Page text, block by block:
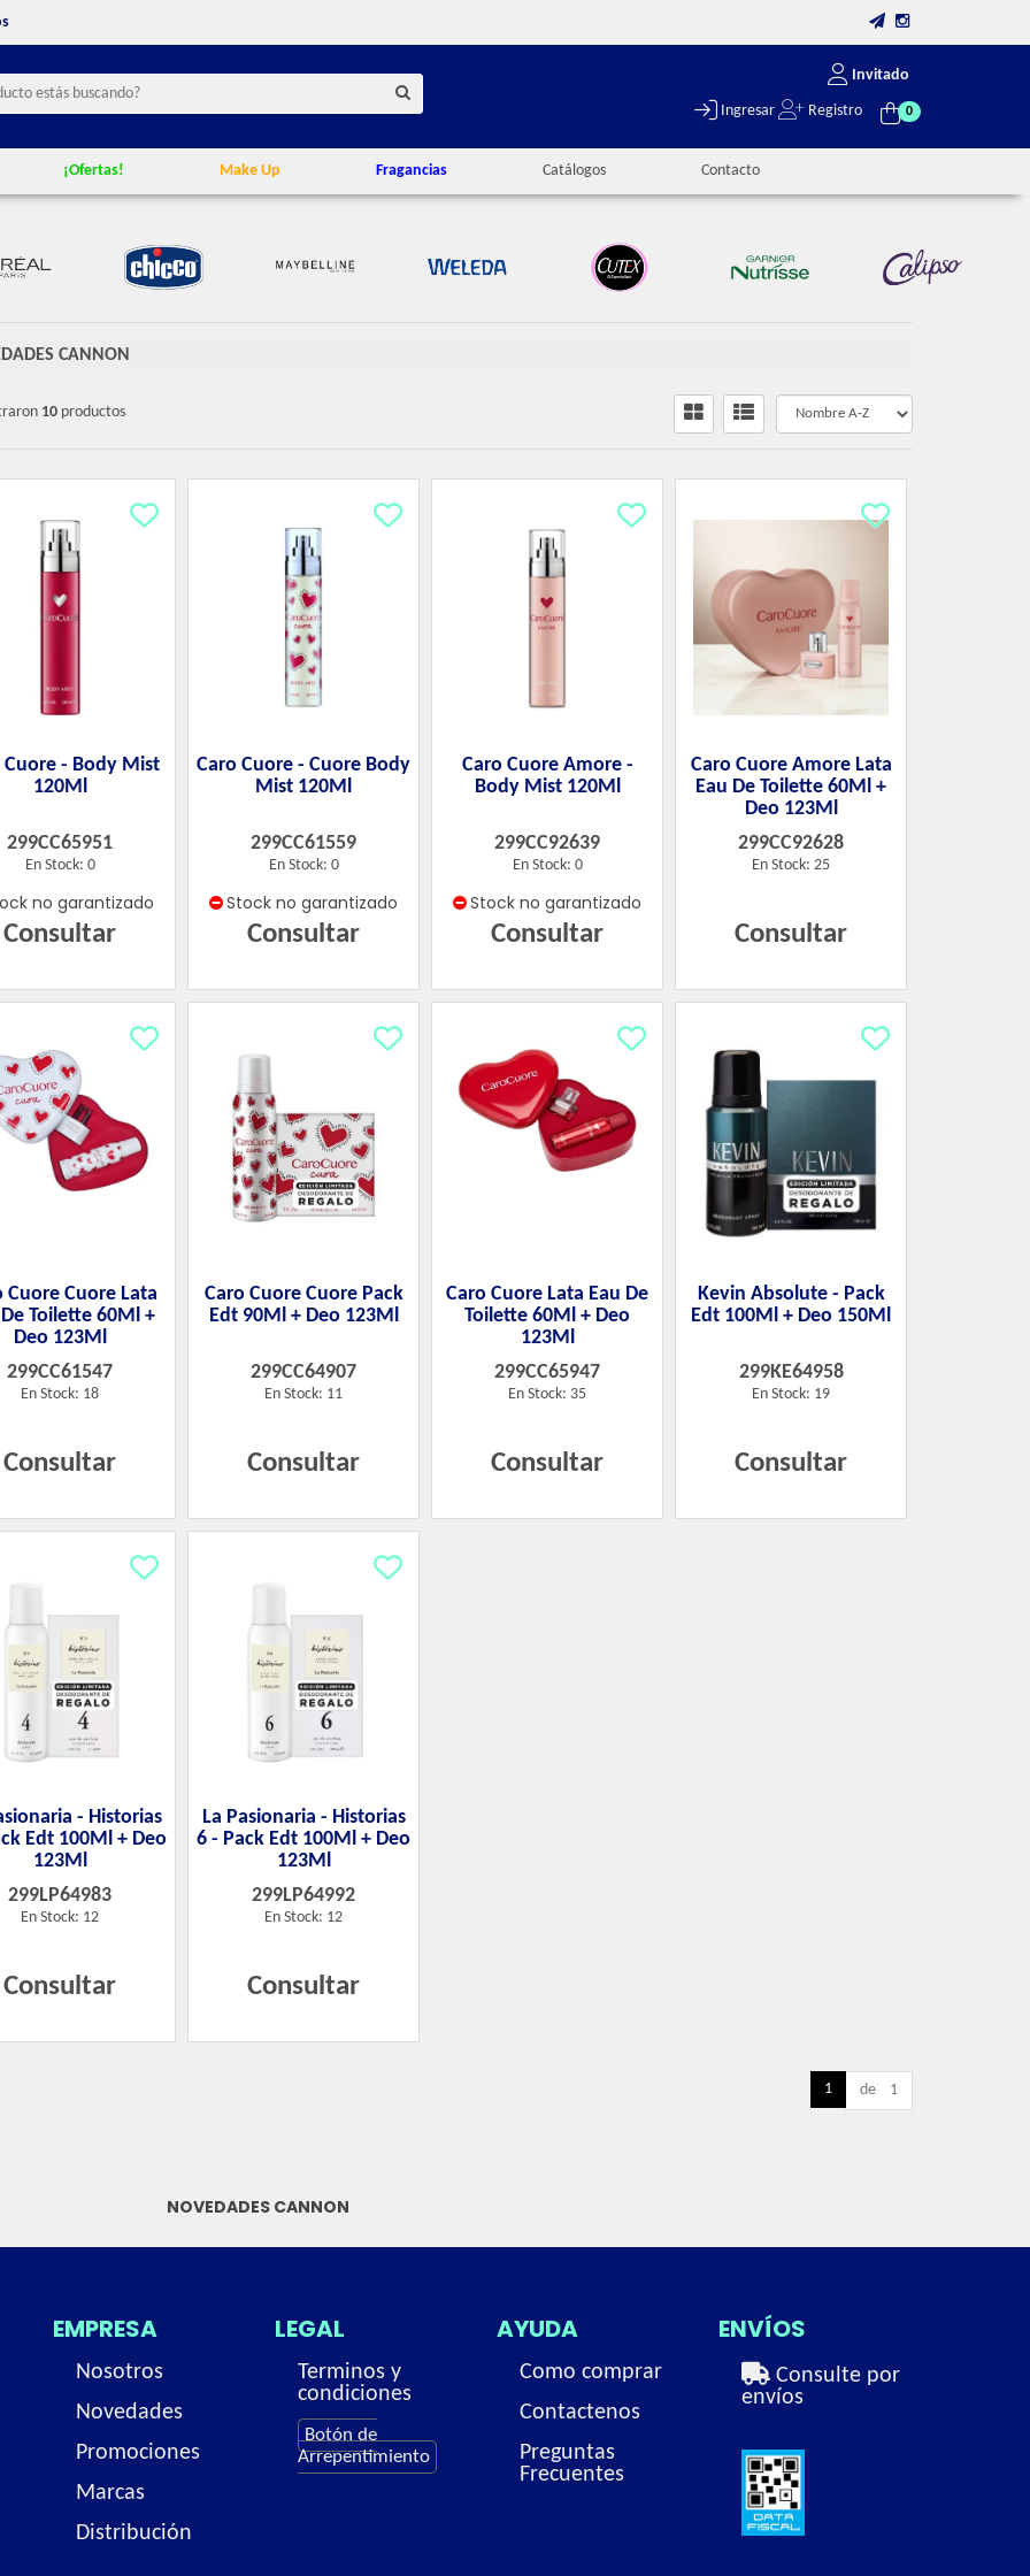
Invitado
Ingresar Registro 0
¡Ofertas! Make Up Fragancias Catálogos Contacto
CANNON
10 productos
Cuore - Body Mist
120Ml
299CC65951
En Stock: 0
no garantizado
Consultar
Caro Cuore - Cuore Body
Mist 120Ml
299CC61559
En Stock: 0
Stock no garantizado
Consultar
Caro Cuore Amore -
Body Mist 120Ml
299CC92639
En Stock: 0
Stock no garantizado
Consultar
Caro Cuore Amore Lata
Eau De Toilette 60Ml +
Deo 123Ml
299CC92628
En Stock: 25
Consultar
Cuore Cuore Lata
Toilette 60Ml +
Deo 123Ml
299CC61547
En Stock: 18
Consultar
Caro Cuore Cuore Pack
Edt 90Ml + Deo 123Ml
299CC64907
En Stock: 11
Consultar
Caro Cuore Lata Eau De
Toilette 60Ml + Deo
123Ml
299CC65947
En Stock: 35
Consultar
Kevin Absolute - Pack
Edt 100Ml + Deo 150Ml
299KE64958
En Stock: 19
Consultar
- Historias
Edt 100Ml + Deo
123Ml
299LP64983
En Stock: 12
Consultar
La Pasionaria - Historias
6 - Pack Edt 100Ml + Deo
123Ml
299LP64992
En Stock: 12
Consultar
1 de 1
NOVEDADES CANNON
EMPRESA
Nosotros
Novedades
Promociones
Marcas
Distribución
LEGAL
Terminos y
condiciones
Botón de
Arrepentimiento
AYUDA
Como comprar
Contactenos
Preguntas
Frecuentes
ENVÍOS
Consulte por
envíos